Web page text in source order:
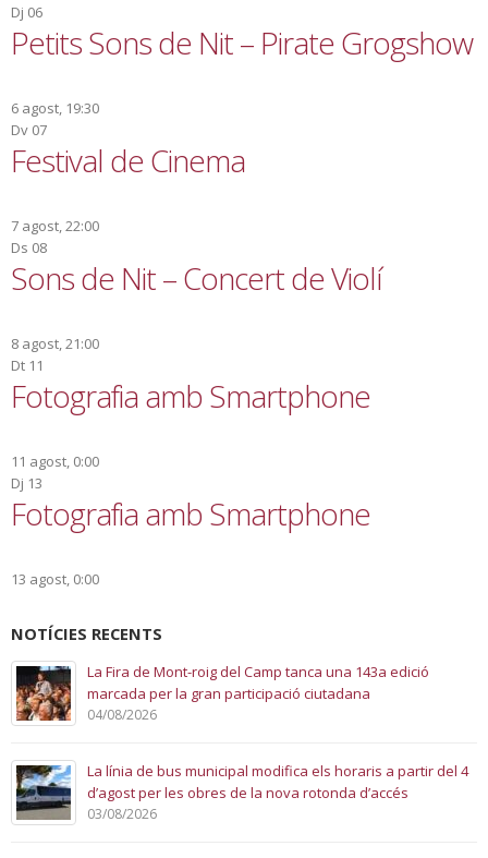
Dj 06
Petits Sons de Nit – Pirate Grogshow
6 agost, 19:30
Dv 07
Festival de Cinema
7 agost, 22:00
Ds 08
Sons de Nit – Concert de Violí
8 agost, 21:00
Dt 11
Fotografia amb Smartphone
11 agost, 0:00
Dj 13
Fotografia amb Smartphone
13 agost, 0:00
NOTÍCIES RECENTS
La Fira de Mont-roig del Camp tanca una 143a edició
marcada per la gran participació ciutadana
04/08/2026
La línia de bus municipal modifica els horaris a partir del 4
d’agost per les obres de la nova rotonda d’accés
03/08/2026